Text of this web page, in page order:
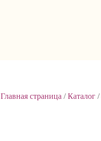
Главная страница /Каталог /